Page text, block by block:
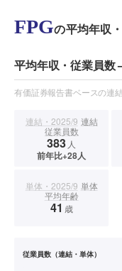
FPGの平均年収
平均年収・従業員
有価証券報告書ベースの連
連結・2025/9 連結
従業員数
383 人
前年比+28人
単体・2025/9 単体
平均年齢
41 歳
従業員数（連結・単体）